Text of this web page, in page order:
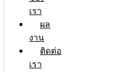
เรา
ผล
งาน
ติดต่อ
เรา